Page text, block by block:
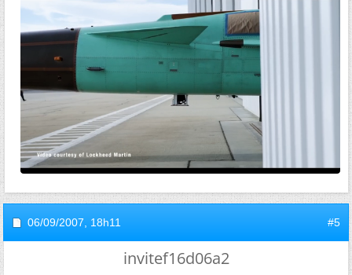
06/09/2007, 18h11 #5
invitef16d06a2